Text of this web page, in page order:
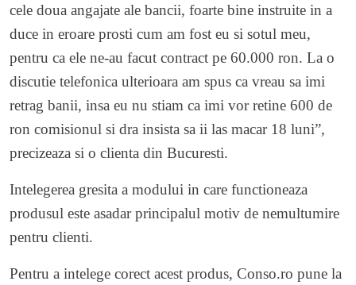
cele doua angajate ale bancii, foarte bine instruite in a
duce in eroare prosti cum am fost eu si sotul meu,
pentru ca ele ne-au facut contract pe 60.000 ron. La o
discutie telefonica ulterioara am spus ca vreau sa imi
retrag banii, insa eu nu stiam ca imi vor retine 600 de
ron comisionul si dra insista sa ii las macar 18 luni”,
precizeaza si o clienta din Bucuresti.
Intelegerea gresita a modului in care functioneaza
produsul este asadar principalul motiv de nemultumire
pentru clienti.
Pentru a intelege corect acest produs, Conso.ro pune la